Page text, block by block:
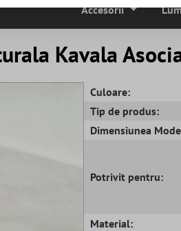
Accesorii
Kavala
Culoare:
Tip de produs:
Dimensiunea
Potrivit pentru:
Material: